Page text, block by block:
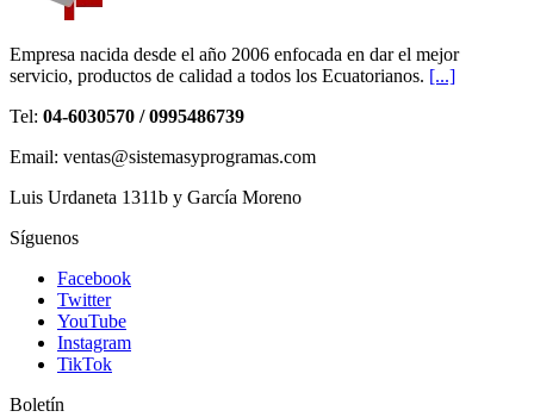
Empresa nacida desde el año 2006 enfocada en dar el mejor
servicio, productos de calidad a todos los Ecuatorianos. [...]
Tel: 04-6030570 / 0995486739
Email: ventas@sistemasyprogramas.com
Luis Urdaneta 1311b y García Moreno
Síguenos
Facebook
Twitter
YouTube
Instagram
TikTok
Boletín